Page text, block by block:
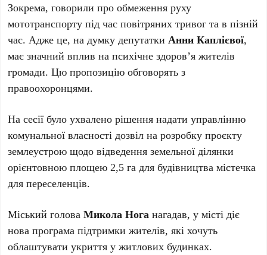
Зокрема, говорили про обмеження руху
мототранспорту під час повітряних тривог та в пізній
час. Адже це, на думку депутаткиАнни Каплієвої,
має значний вплив на психічне здоров’я жителів
громади. Цю пропозицію обговорять з
правоохоронцями.
На сесії було ухвалено рішення надати управлінню
комунальної власності дозвіл на розробку проєкту
землеустрою щодо відведення земельної ділянки
орієнтовною площею 2,5 га для будівництва містечка
для переселенців.
Міський голова Микола Нога нагадав, у місті діє
нова програма підтримки жителів, які хочуть
облаштувати укриття у житлових будинках.